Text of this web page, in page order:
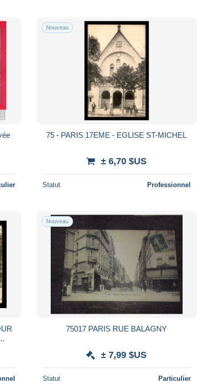
Nouveau
75 - PARIS 17EME - EGLISE ST-MICHEL
± 6,70 $US
Statut Professionnel
Nouveau
75017 PARIS RUE BALAGNY
± 7,99 $US
Statut Particulier